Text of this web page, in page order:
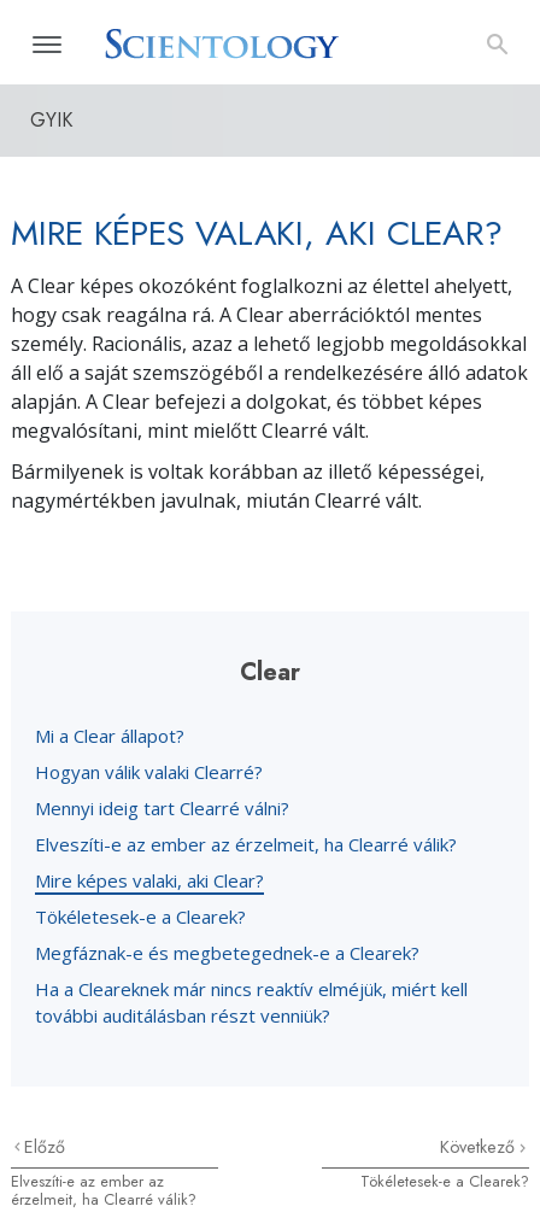
GYIK
MIRE KÉPES VALAKI, AKI CLEAR?
A Clear képes okozóként foglalkozni az élettel ahelyett,
hogy csak reagálna rá. A Clear aberrációktól mentes
személy. Racionális, azaz a lehető legjobb megoldásokkal
áll elő a saját szemszögéből a rendelkezésére álló adatok
alapján. A Clear befejezi a dolgokat, és többet képes
megvalósítani, mint mielőtt Clearré vált.
Bármilyenek is voltak korábban az illető képességei,
nagymértékben javulnak, miután Clearré vált.
Clear
Mi a Clear állapot?
Hogyan válik valaki Clearré?
Mennyi ideig tart Clearré válni?
Elveszíti-e az ember az érzelmeit, ha Clearré válik?
Mire képes valaki, aki Clear?
Tökéletesek-e a Clearek?
Megfáznak-e és megbetegednek-e a Clearek?
Ha a Cleareknek már nincs reaktív elméjük, miért kell
további auditálásban részt venniük?
Előző
Elveszíti-e az ember az
érzelmeit, ha Clearré válik?
Következő
Tökéletesek-e a Clearek?